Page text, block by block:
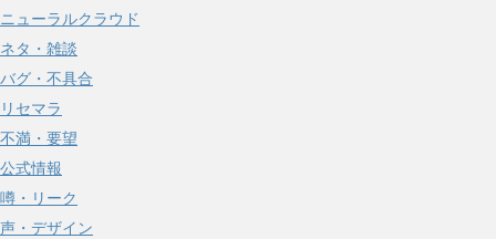
ニューラルクラウド
ネタ・雑談
バグ・不具合
リセマラ
不満・要望
公式情報
噂・リーク
声・デザイン